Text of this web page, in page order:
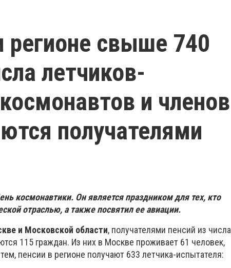
свыше 740
летчиков-
и членов
получателями
космонавтики. Он является праздником для тех, кто
отраслью, а также посвятил ее авиации.
и Московской области, получателями пенсий из числа
115 граждан. Из них в Москве проживает 61 человек,
пенсии в регионе получают 633 летчика-испытателя: